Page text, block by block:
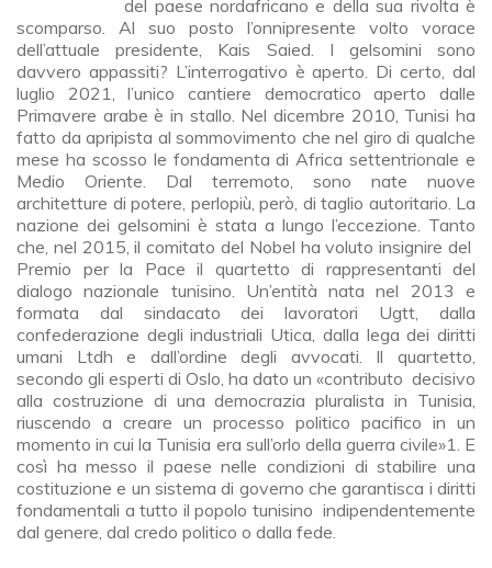
del paese nordafricano e della sua rivolta è
scomparso. Al suo posto l’onnipresente volto vorace
dell’attuale presidente, Kais Saied. I gelsomini sono
davvero appassiti? L’interrogativo è aperto. Di certo, dal
luglio 2021, l’unico cantiere democratico aperto dalle
Primavere arabe è in stallo. Nel dicembre 2010, Tunisi ha
fatto da apripista al sommovimento che nel giro di qualche
mese ha scosso le fondamenta di Africa settentrionale e
Medio Oriente. Dal terremoto, sono nate nuove
architetture di potere, perlopiù, però, di taglio autoritario. La
nazione dei gelsomini è stata a lungo l’eccezione. Tanto
che, nel 2015, il comitato del Nobel ha voluto insignire del
Premio per la Pace il quartetto di rappresentanti del
dialogo nazionale tunisino. Un’entità nata nel 2013 e
formata dal sindacato dei lavoratori Ugtt, dalla
confederazione degli industriali Utica, dalla lega dei diritti
umani Ltdh e dall’ordine degli avvocati. Il quartetto,
secondo gli esperti di Oslo, ha dato un «contributo decisivo
alla costruzione di una democrazia pluralista in Tunisia,
riuscendo a creare un processo politico pacifico in un
momento in cui la Tunisia era sull’orlo della guerra civile»1. E
così ha messo il paese nelle condizioni di stabilire una
costituzione e un sistema di governo che garantisca i diritti
fondamentali a tutto il popolo tunisino indipendentemente
dal genere, dal credo politico o dalla fede.